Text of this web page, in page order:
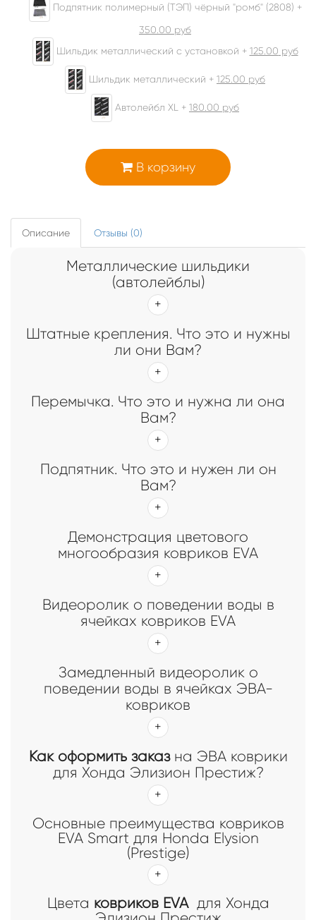
Подпятник полимерный (ТЭП) чёрный "ромб" (2808) +
350.00 руб
Шильдик металлический с установкой + 125.00 руб
Шильдик металлический + 125.00 руб
Автолейбл XL + 180.00 руб
В корзину
Описание Отзывы (0)
Металлические шильдики
(автолейблы)
Штатные крепления. Что это и нужны
ли они Вам?
Перемычка. Что это и нужна ли она
Вам?
Подпятник. Что это и нужен ли он
Вам?
Демонстрация цветового
многообразия ковриков EVA
Видеоролик о поведении воды в
ячейках ковриков EVA
Замедленный видеоролик о
поведении воды в ячейках ЭВА-
ковриков
Как оформить заказна ЭВА коврики
для Хонда Элизион Престиж?
Основные преимущества ковриков
EVA Smart для Honda Elysion
(Prestige)
Цвета ковриков EVAдля Хонда